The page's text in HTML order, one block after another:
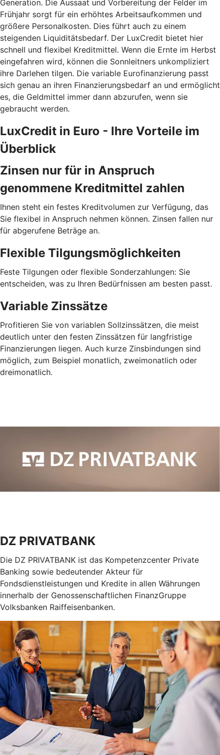
Generation. Die Aussaat und Vorbereitung der Felder im
Frühjahr sorgt für ein erhöhtes Arbeitsaufkommen und
größere Personalkosten. Dies führt auch zu einem
steigenden Liquiditätsbedarf. Der LuxCredit bietet hier
schnell und flexibel Kreditmittel. Wenn die Ernte im Herbst
eingefahren wird, können die Sonnleitners unkompliziert
ihre Darlehen tilgen. Die variable Eurofinanzierung passt
sich genau an ihren Finanzierungsbedarf an und ermöglicht
es, die Geldmittel immer dann abzurufen, wenn sie
gebraucht werden.
LuxCredit in Euro - Ihre Vorteile im
Überblick
Zinsen nur für in Anspruch
genommene Kreditmittel zahlen
Ihnen steht ein festes Kreditvolumen zur Verfügung, das
Sie flexibel in Anspruch nehmen können. Zinsen fallen nur
für abgerufene Beträge an.
Flexible Tilgungsmöglichkeiten
Feste Tilgungen oder flexible Sonderzahlungen: Sie
entscheiden, was zu Ihren Bedürfnissen am besten passt.
Variable Zinssätze
Profitieren Sie von variablen Sollzinssätzen, die meist
deutlich unter den festen Zinssätzen für langfristige
Finanzierungen liegen. Auch kurze Zinsbindungen sind
möglich, zum Beispiel monatlich, zweimonatlich oder
dreimonatlich.
DZ PRIVATBANK
Die DZ PRIVATBANK ist das Kompetenzcenter Private
Banking sowie bedeutender Akteur für
Fondsdienstleistungen und Kredite in allen Währungen
innerhalb der Genossenschaftlichen FinanzGruppe
Volksbanken Raiffeisenbanken.